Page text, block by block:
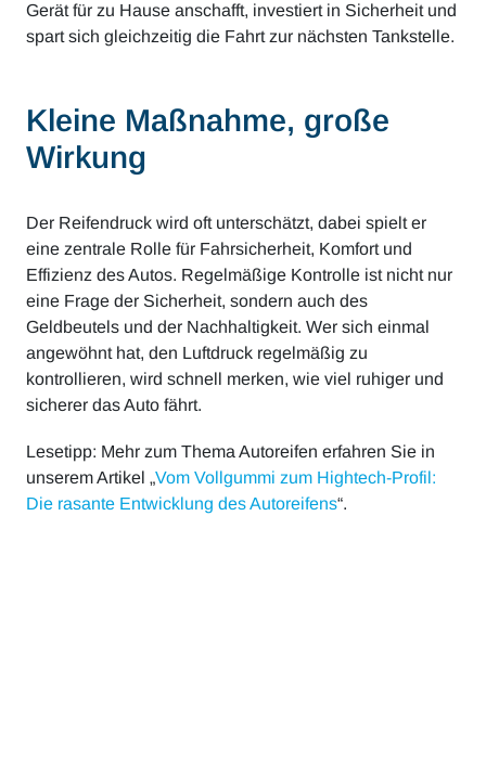
Gerät für zu Hause anschafft, investiert in Sicherheit und
spart sich gleichzeitig die Fahrt zur nächsten Tankstelle.
Kleine Maßnahme, große
Wirkung
Der Reifendruck wird oft unterschätzt, dabei spielt er
eine zentrale Rolle für Fahrsicherheit, Komfort und
Effizienz des Autos. Regelmäßige Kontrolle ist nicht nur
eine Frage der Sicherheit, sondern auch des
Geldbeutels und der Nachhaltigkeit. Wer sich einmal
angewöhnt hat, den Luftdruck regelmäßig zu
kontrollieren, wird schnell merken, wie viel ruhiger und
sicherer das Auto fährt.
Lesetipp: Mehr zum Thema Autoreifen erfahren Sie in
unserem Artikel „Vom Vollgummi zum Hightech-Profil:
Die rasante Entwicklung des Autoreifens“.